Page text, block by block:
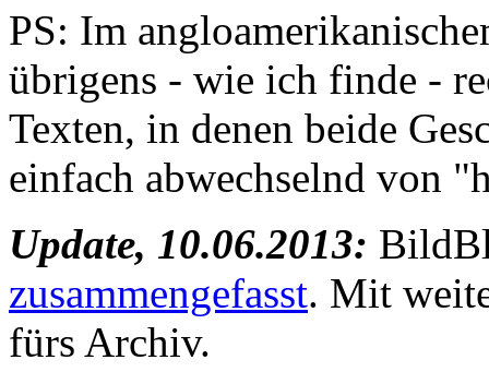
PS: Im
übrigens - wie ich finde -
Texten, in denen beide
einfach abwechselnd von
Update, 10.06.2013:
zusammengefasst. Mit
fürs Archiv.